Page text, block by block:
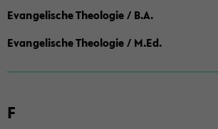
Evangelische Theologie / B.A.
Evangelische Theologie / M.Ed.
F